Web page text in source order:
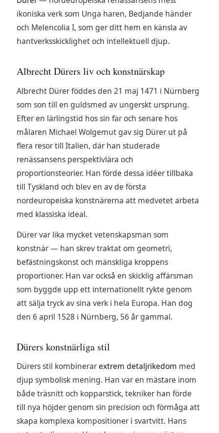
ikoniska verk som Unga haren, Bedjande händer
och Melencolia I, som ger ditt hem en känsla av
hantverksskicklighet och intellektuell djup.
Albrecht Dürers liv och konstnärskap
Albrecht Dürer föddes den 21 maj 1471 i Nürnberg
som son till en guldsmed av ungerskt ursprung.
Efter en lärlingstid hos sin far och senare hos
målaren Michael Wolgemut gav sig Dürer ut på
flera resor till Italien, där han studerade
renässansens perspektivlära och
proportionsteorier. Han förde dessa idéer tillbaka
till Tyskland och blev en av de första
nordeuropeiska konstnärerna att medvetet arbeta
med klassiska ideal.
Dürer var lika mycket vetenskapsman som
konstnär — han skrev traktat om geometri,
befästningskonst och mänskliga kroppens
proportioner. Han var också en skicklig affärsman
som byggde upp ett internationellt rykte genom
att sälja tryck av sina verk i hela Europa. Han dog
den 6 april 1528 i Nürnberg, 56 år gammal.
Dürers konstnärliga stil
Dürers stil kombinerarextrem detaljrikedom med
djup symbolisk mening. Han var en mästare inom
både träsnitt och kopparstick, tekniker han förde
till nya höjder genom sin precision och förmåga att
skapa komplexa kompositioner i svartvitt. Hans